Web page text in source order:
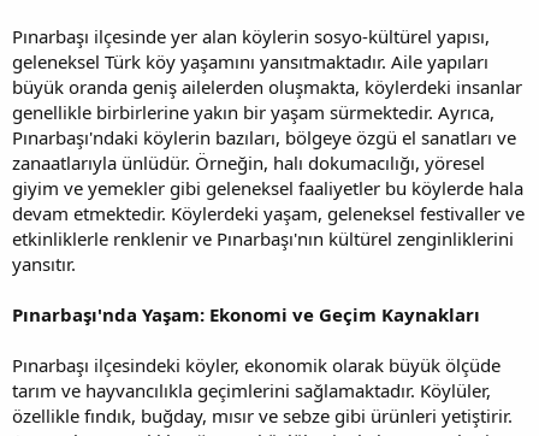
Pınarbaşı ilçesinde yer alan köylerin sosyo-kültürel yapısı,
geleneksel Türk köy yaşamını yansıtmaktadır. Aile yapıları
büyük oranda geniş ailelerden oluşmakta, köylerdeki insanlar
genellikle birbirlerine yakın bir yaşam sürmektedir. Ayrıca,
Pınarbaşı'ndaki köylerin bazıları, bölgeye özgü el sanatları ve
zanaatlarıyla ünlüdür. Örneğin, halı dokumacılığı, yöresel
giyim ve yemekler gibi geleneksel faaliyetler bu köylerde hala
devam etmektedir. Köylerdeki yaşam, geleneksel festivaller ve
etkinliklerle renklenir ve Pınarbaşı'nın kültürel zenginliklerini
yansıtır.
Pınarbaşı'nda Yaşam: Ekonomi ve Geçim Kaynakları
Pınarbaşı ilçesindeki köyler, ekonomik olarak büyük ölçüde
tarım ve hayvancılıkla geçimlerini sağlamaktadır. Köylüler,
özellikle fındık, buğday, mısır ve sebze gibi ürünleri yetiştirir.